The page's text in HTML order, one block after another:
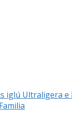
iglú Ultraligera